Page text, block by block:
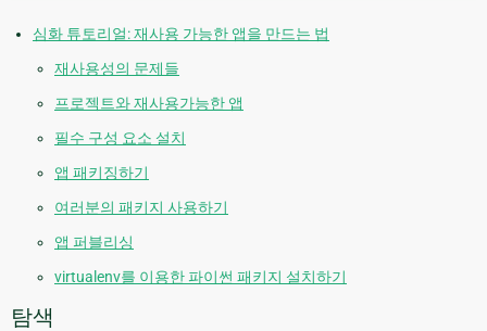
심화 튜토리얼: 재사용 가능한 앱을 만드는 법
재사용성의 문제들
프로젝트와 재사용가능한 앱
필수 구성 요소 설치
앱 패키징하기
여러분의 패키지 사용하기
앱 퍼블리싱
virtualenv를 이용한 파이썬 패키지 설치하기
탐색